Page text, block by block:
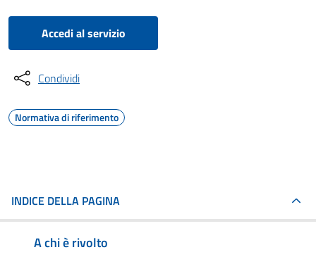
Accedi al servizio
Condividi
Normativa di riferimento
INDICE DELLA PAGINA
A chi è rivolto